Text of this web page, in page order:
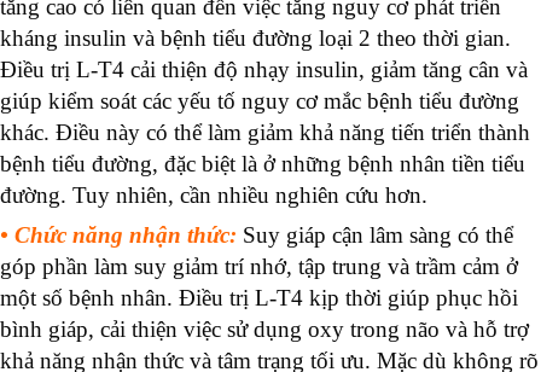
tăng cao có liên quan đến việc tăng nguy cơ phát triển
kháng insulin và bệnh tiểu đường loại 2 theo thời gian.
Điều trị L-T4 cải thiện độ nhạy insulin, giảm tăng cân và
giúp kiểm soát các yếu tố nguy cơ mắc bệnh tiểu đường
khác. Điều này có thể làm giảm khả năng tiến triển thành
bệnh tiểu đường, đặc biệt là ở những bệnh nhân tiền tiểu
đường. Tuy nhiên, cần nhiều nghiên cứu hơn.
• Chức năng nhận thức: Suy giáp cận lâm sàng có thể
góp phần làm suy giảm trí nhớ, tập trung và trầm cảm ở
một số bệnh nhân. Điều trị L-T4 kịp thời giúp phục hồi
bình giáp, cải thiện việc sử dụng oxy trong não và hỗ trợ
khả năng nhận thức và tâm trạng tối ưu. Mặc dù không rõ